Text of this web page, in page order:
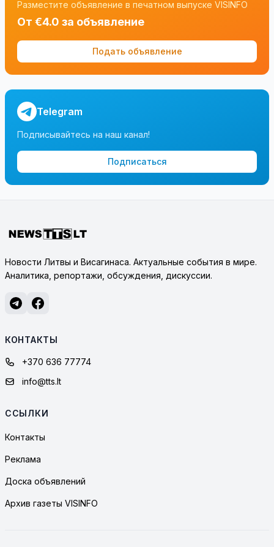
Разместите объявление в печатном выпуске VISINFO
От €4.0 за объявление
Подать объявление
Telegram
Подписывайтесь на наш канал!
Подписаться
Новости Литвы и Висагинаса. Актуальные события в мире.
Аналитика, репортажи, обсуждения, дискуссии.
КОНТАКТЫ
+370 636 77774
info@tts.lt
ССЫЛКИ
Контакты
Реклама
Доска объявлений
Архив газеты VISINFO